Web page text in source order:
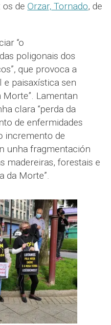
os de Orzar, Tornado, de
“o
poligonais dos
que provoca a
paisaxística sen
Morte”. Lamentan
clara “perda da
de enfermidades
incremento de
unha fragmentación
madereiras, forestais e
da Morte”.